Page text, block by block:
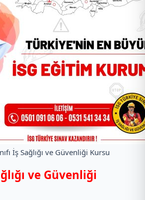
İş Sağlığı ve Güvenliği Kursu
ve Güvenliği